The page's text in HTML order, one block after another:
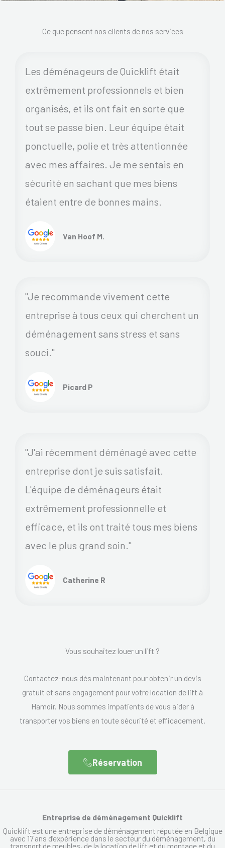
Ce que pensent nos clients de nos services
Les déménageurs de Quicklift était
extrêmement professionnels et bien
organisés, et ils ont fait en sorte que
tout se passe bien. Leur équipe était
ponctuelle, polie et très attentionnée
avec mes affaires. Je me sentais en
sécurité en sachant que mes biens
étaient entre de bonnes mains.
Van Hoof M.
"Je recommande vivement cette
entreprise à tous ceux qui cherchent un
déménagement sans stress et sans
souci."
Picard P
"J'ai récemment déménagé avec cette
entreprise dont je suis satisfait.
L'équipe de déménageurs était
extrêmement professionnelle et
efficace, et ils ont traité tous mes biens
avec le plus grand soin."
Catherine R
Vous souhaitez louer un lift ?
Contactez-nous dès maintenant pour obtenir un devis
gratuit et sans engagement pour votre location de lift à
Hamoir. Nous sommes impatients de vous aider à
transporter vos biens en toute sécurité et efficacement.
Réservation
Entreprise de déménagement Quicklift
Quicklift est une entreprise de déménagement réputée en Belgique
avec 17 ans d’expérience dans le secteur du déménagement, du
transport de meubles, de la location de lift et du montage et du